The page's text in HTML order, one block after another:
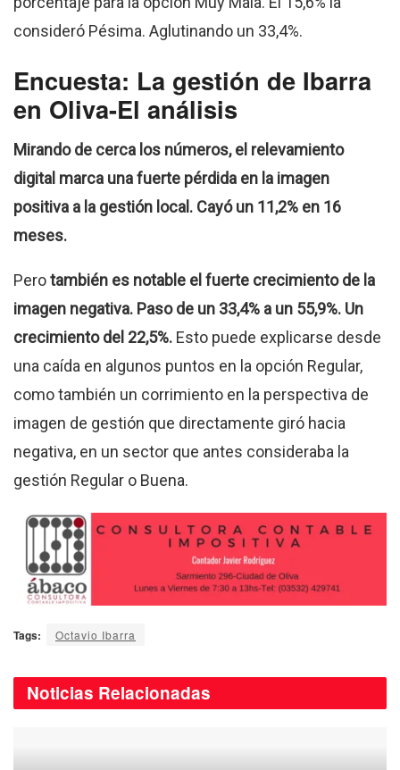
consideró Pésima. Aglutinando un 33,4%.
Encuesta: La gestión de Ibarra
en Oliva-El análisis
Mirando de cerca los números, el relevamiento
digital marca una fuerte pérdida en la imagen
positiva a la gestión local. Cayó un 11,2% en 16
meses.
Perotambién es notable el fuerte crecimiento de la
imagen negativa. Paso de un 33,4% a un 55,9%. Un
crecimiento del 22,5%. Esto puede explicarse desde
una caída en algunos puntos en la opción Regular,
como también un corrimiento en la perspectiva de
imagen de gestión que directamente giró hacia
negativa, en un sector que antes consideraba la
gestión Regular o Buena.
Tags: Octavio Ibarra
Noticias Relacionadas